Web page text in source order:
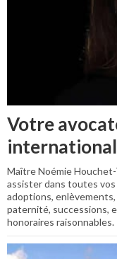
Votre
Maître Noémie
assister dans toutes vos
adoptions,
paternité, successions,
honoraires raisonnables.